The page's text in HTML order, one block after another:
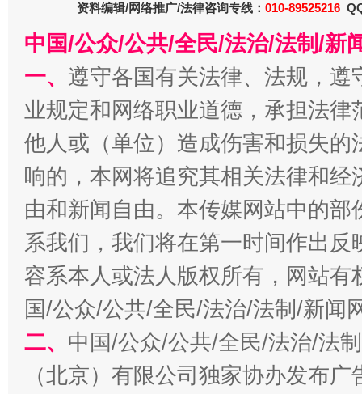
千年窑火 生生不息 一
揭开“小金库”的免责幌子
资料编辑/网络推广/法律咨询专线： 010-89525216
中国/公众/公共/全民/法治/法制/新
一、 遵守各国有关法律、法规，
业规定和网络职业道德，承担法
他人或（单位）造成伤害和损失
响的，本网将追究其相关法律和
由和新闻自由。本传媒网站中的
系我们，我们将在第一时间作出
容系本人或法人版权所有，网站
国/公众/公共/全民/法治/法制/新闻
二、 中国/公众/公共/全民/法治/法
（北京）有限公司独家协办发布